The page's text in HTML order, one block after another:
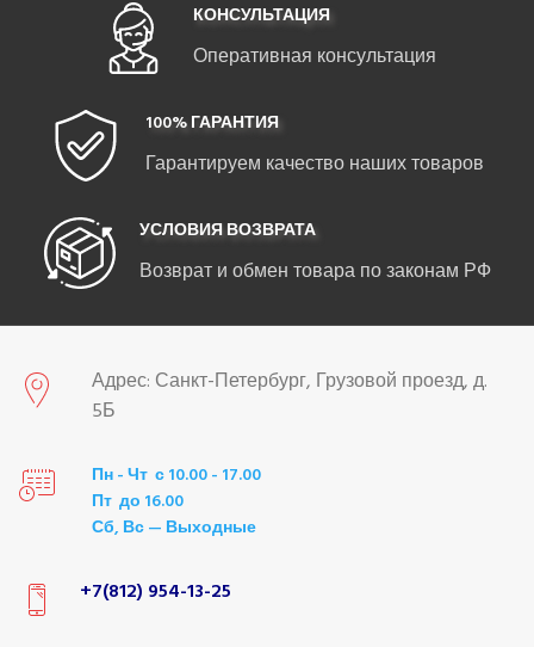
КОНСУЛЬТАЦИЯ
Оперативная консультация
100% ГАРАНТИЯ
Гарантируем качество наших товаров
УСЛОВИЯ ВОЗВРАТА
Возврат и обмен товара по законам РФ
Адрес: Санкт-Петербург, Грузовой проезд, д.
5Б
Пн - Чт с 10.00 - 17.00
Пт до 16.00
Сб, Вс — Выходные
+7(812) 954-13-25